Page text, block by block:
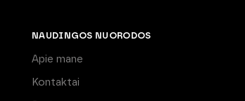
NAUDINGOS NUORODOS
Apie mane
Kontaktai